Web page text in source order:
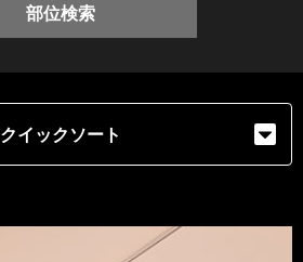
部位検索
クイックソート